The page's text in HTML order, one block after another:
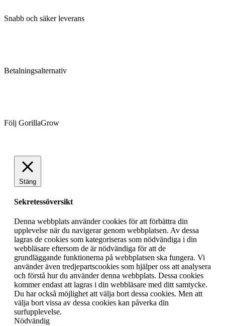
Snabb och säker leverans
Betalningsalternativ
Följ GorillaGrow
Stäng
Sekretessöversikt
Denna webbplats använder cookies för att förbättra din
upplevelse när du navigerar genom webbplatsen. Av dessa
lagras de cookies som kategoriseras som nödvändiga i din
webbläsare eftersom de är nödvändiga för att de
grundläggande funktionerna på webbplatsen ska fungera. Vi
använder även tredjepartscookies som hjälper oss att analysera
och förstå hur du använder denna webbplats. Dessa cookies
kommer endast att lagras i din webbläsare med ditt samtycke.
Du har också möjlighet att välja bort dessa cookies. Men att
välja bort vissa av dessa cookies kan påverka din
surfupplevelse.
Nödvändig